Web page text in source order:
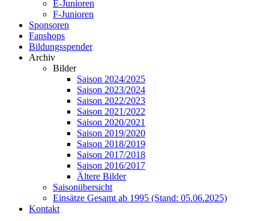
E-Junioren
F-Junioren
Sponsoren
Fanshops
Bildungsspender
Archiv
Bilder
Saison 2024/2025
Saison 2023/2024
Saison 2022/2023
Saison 2021/2022
Saison 2020/2021
Saison 2019/2020
Saison 2018/2019
Saison 2017/2018
Saison 2016/2017
Ältere Bilder
Saisonübersicht
Einsätze Gesamt ab 1995 (Stand: 05.06.2025)
Kontakt